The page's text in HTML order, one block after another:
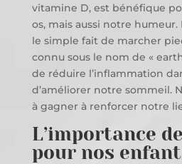
vitamine D, est bénéfique
os, mais aussi notre humeur.
le simple fait de marcher
connu sous le nom de «
de réduire l’inflammation
d’améliorer notre sommeil.
à gagner à renforcer notre
L’importance
pour nos